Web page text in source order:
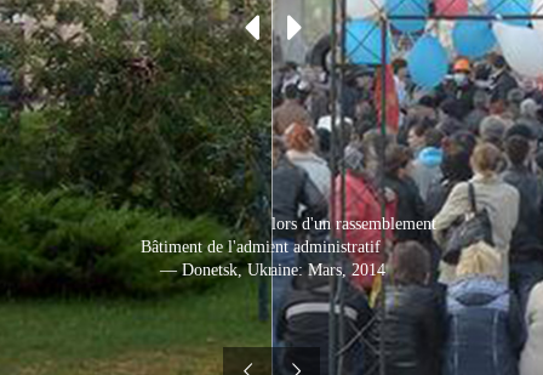
Des citoyens pro-russes lors d'un rassemblement
devant le bâtiment administratif
— Donetsk, Ukraine: Mars, 2014
Bâtiment de l'administration régionale
— Donetsk, Ukraine: Mai, 2013